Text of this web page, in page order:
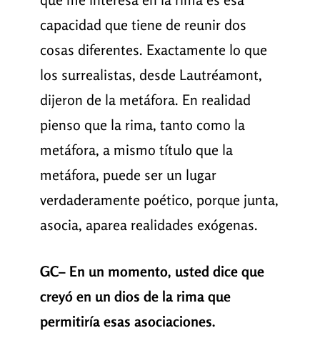
capacidad que tiene de reunir dos
cosas diferentes. Exactamente lo que
los surrealistas, desde Lautréamont,
dijeron de la metáfora. En realidad
pienso que la rima, tanto como la
metáfora, a mismo título que la
metáfora, puede ser un lugar
verdaderamente poético, porque junta,
asocia, aparea realidades exógenas.
GC– En un momento, usted dice que
creyó en un dios de la rima que
permitiría esas asociaciones.